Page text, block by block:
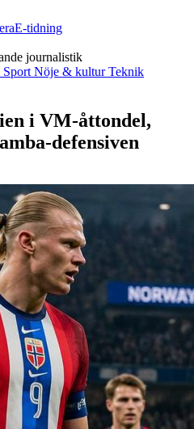
E-tidning
journalistik
Sport Nöje & kulturTeknik
i VM-åttondel,
defensiven